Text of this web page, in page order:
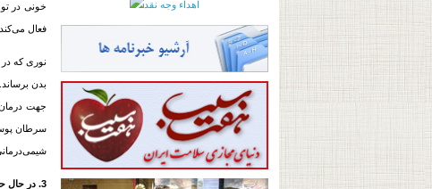
خونی در
فعال می‌کند.
بدن
جهت
سرطان
3. در حال حاضر چه نوع